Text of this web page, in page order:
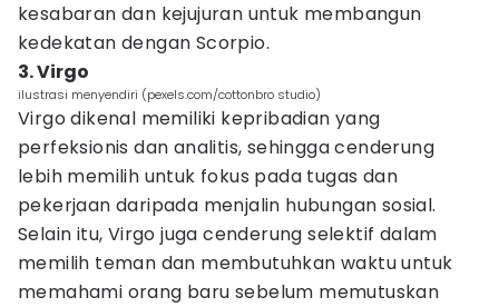
kesabaran dan kejujuran untuk membangun
kedekatan dengan Scorpio.
3. Virgo
ilustrasi menyendiri (pexels.com/cottonbro studio)
Virgo dikenal memiliki kepribadian yang
perfeksionis dan analitis, sehingga cenderung
lebih memilih untuk fokus pada tugas dan
pekerjaan daripada menjalin hubungan sosial.
Selain itu, Virgo juga cenderung selektif dalam
memilih teman dan membutuhkan waktu untuk
memahami orang baru sebelum memutuskan